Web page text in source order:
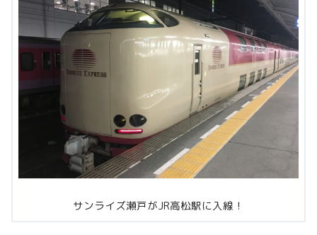
サンライズ瀬戸がJR高松駅に入線！